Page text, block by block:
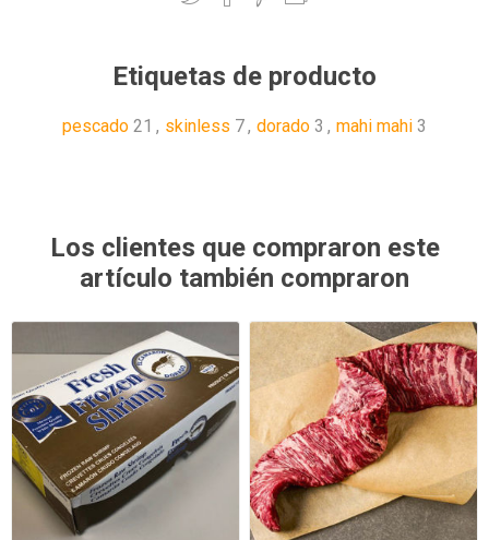
Etiquetas de producto
pescado 21 , skinless 7, dorado 3 , mahi mahi 3
Los clientes que compraron este
artículo también compraron